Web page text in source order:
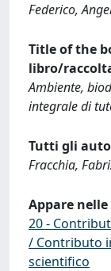
Federico,
Title of the
libro/
Ambiente,
integrale di
Tutti gli
Fracchia,
Appare
20 -
/ Contributo
scientifico